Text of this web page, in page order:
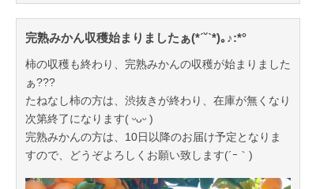
完熟みかん収穫始まりましたぁ(*ˊ˘ˋ*)｡♪:*°
柿の収穫も終わり、完熟みかんの収穫が始まりました
ぁ???
たねなし柿の方は、渋抜きが終わり、在庫が無くなり
次第終了になります( ᵕᴗᵕ )
完熟みかんの方は、10日以降のお届け予定となりま
すので、どうぞよろしくお願い致します(´ｰ｀)